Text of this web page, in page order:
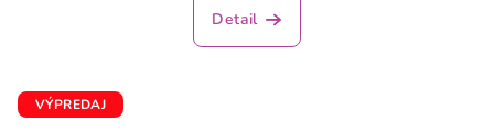
Detail
VÝPREDAJ